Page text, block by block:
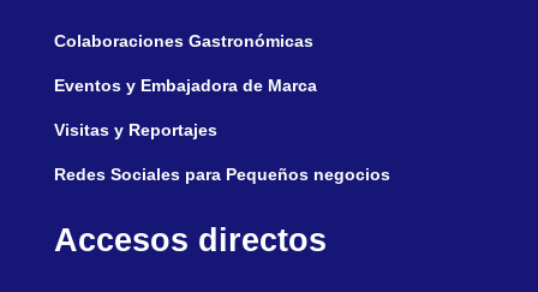
Colaboraciones Gastronómicas
Eventos y Embajadora de Marca
Visitas y Reportajes
Redes Sociales para Pequeños negocios
Accesos directos